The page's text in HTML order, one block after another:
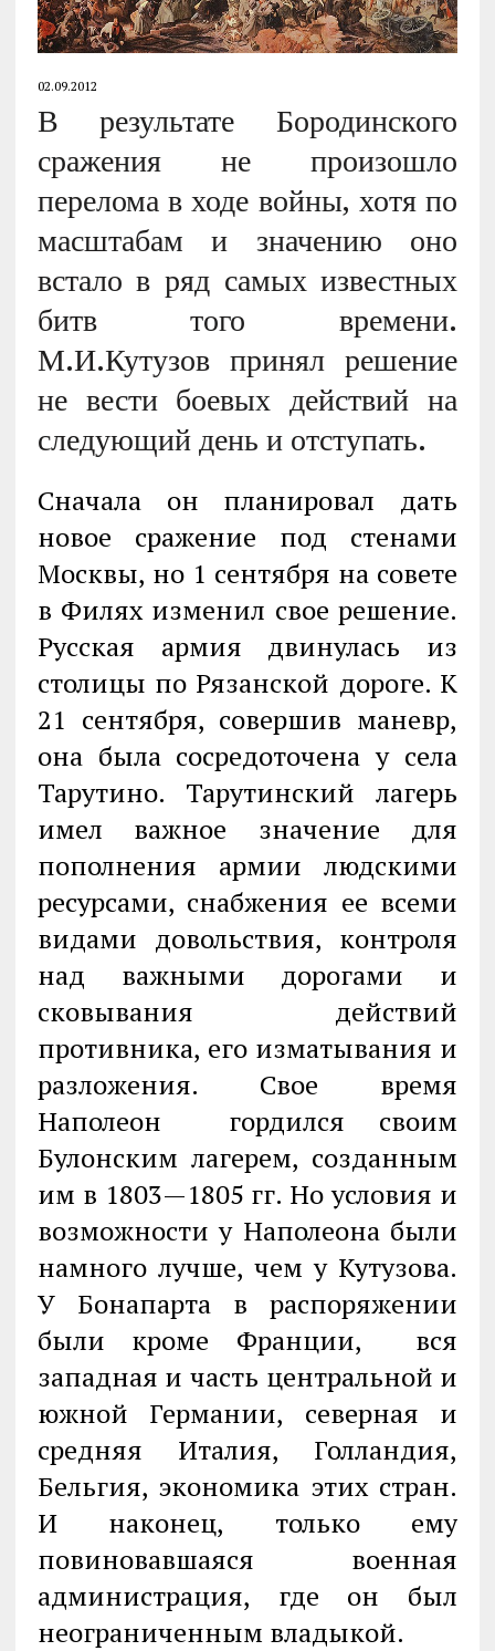
02.09.2012
В результате Бородинского
сражения не произошло
перелома в ходе войны, хотя по
масштабам и значению оно
встало в ряд самых известных
битв того времени.
М.И.Кутузов принял решение
не вести боевых действий на
следующий день и отступать.
Сначала он планировал дать
новое сражение под стенами
Москвы, но 1 сентября на совете
в Филях изменил свое решение.
Русская армия двинулась из
столицы по Рязанской дороге. К
21 сентября, совершив маневр,
она была сосредоточена у села
Тарутино. Тарутинский лагерь
имел важное значение для
пополнения армии людскими
ресурсами, снабжения ее всеми
видами довольствия, контроля
над важными дорогами и
сковывания действий
противника, его изматывания и
разложения. Свое время
Наполеон гордился своим
Булонским лагерем, созданным
им в 1803—1805 гг. Но условия и
возможности у Наполеона были
намного лучше, чем у Кутузова.
У Бонапарта в распоряжении
были кроме Франции, вся
западная и часть центральной и
южной Германии, северная и
средняя Италия, Голландия,
Бельгия, экономика этих стран.
И наконец, только ему
повиновавшаяся военная
администрация, где он был
неограниченным владыкой.